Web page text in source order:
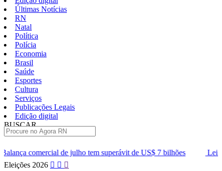
Últimas Notícias
RN
Natal
Política
Polícia
Economia
Brasil
Saúde
Esportes
Cultura
Serviços
Publicações Legais
Edição digital
BUSCAR
tem superávit de US$ 7 bilhões
Lei que aumenta punição
Pular
Eleições 2026